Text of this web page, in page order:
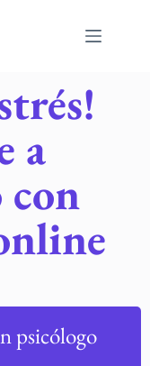
a
con
psicólogo